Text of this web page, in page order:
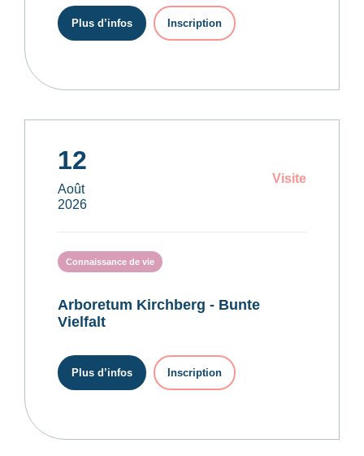
Plus d’infos Inscription
12
Août
2026
Visite
Connaissance de vie
Arboretum Kirchberg - Bunte
Vielfalt
Plus d’infos Inscription